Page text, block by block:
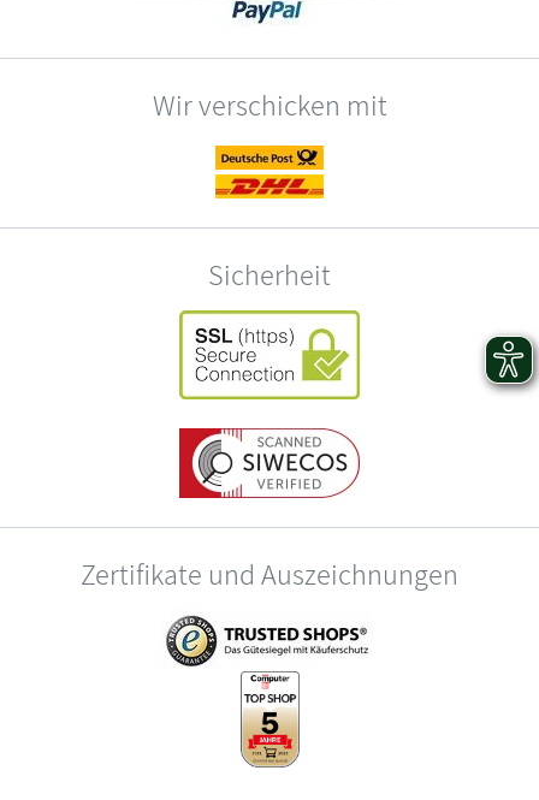
Wir verschicken mit
Sicherheit
Zertifikate und Auszeichnungen